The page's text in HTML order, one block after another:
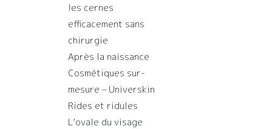
les cernes
efficacement sans
chirurgie
Après la naissance
Cosmétiques sur-
mesure – Universkin
Rides et ridules
L’ovale du visage